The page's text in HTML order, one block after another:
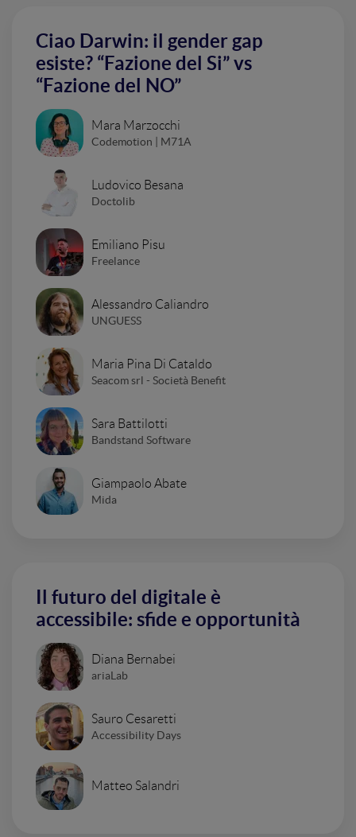
Ciao Darwin: il gender gap
esiste? “Fazione del Si” vs
“Fazione del NO”
Mara Marzocchi
Codemotion | M71A
Ludovico Besana
Doctolib
Emiliano Pisu
Freelance
Alessandro Caliandro
UNGUESS
Maria Pina Di Cataldo
Seacom srl - Società Benefit
Sara Battilotti
Bandstand Software
Giampaolo Abate
Mida
Il futuro del digitale è
accessibile: sfide e opportunità
Diana Bernabei
ariaLab
Sauro Cesaretti
Accessibility Days
Matteo Salandri